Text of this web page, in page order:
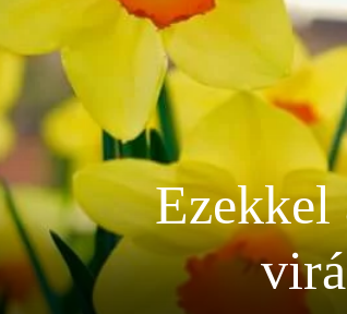
Ezekkel